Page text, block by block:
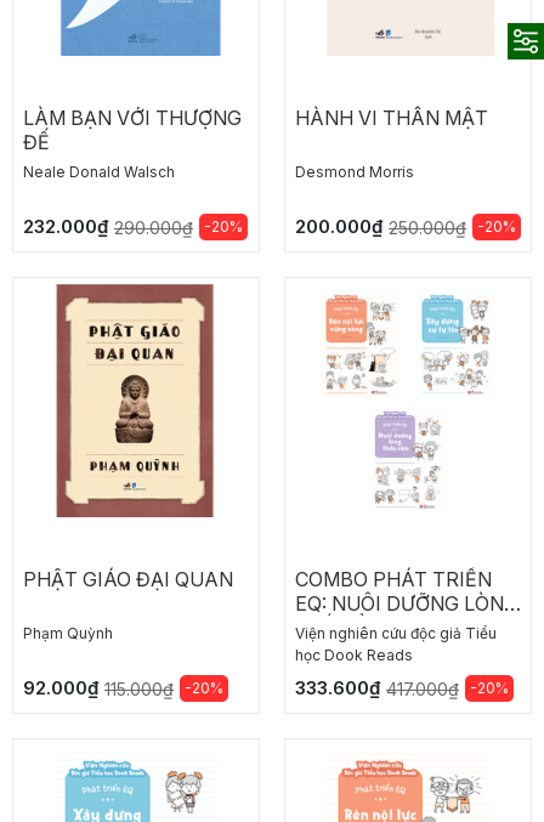
LÀM BẠN VỚI THƯỢNG
ĐẾ
Neale Donald Walsch
232.000₫ 290.000₫ -20%
HÀNH VI THÂN MẬT
Desmond Morris
200.000₫ 250.000₫ -20%
PHẬT GIÁO ĐẠI QUAN
Phạm Quỳnh
92.000₫ 115.000₫ -20%
COMBO PHÁT TRIỂN
EQ: NUÔI DƯỠNG LÒNG
TRẮC ẨN - RÈN NỘI
LỰC VỮNG VÀNG - XÂY
DỰNG SỰ TỰ TIN
Viện nghiên cứu độc giả Tiểu
học Dook Reads
333.600₫ 417.000₫ -20%